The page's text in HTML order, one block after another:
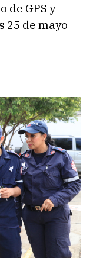
de GPS y
25 de mayo